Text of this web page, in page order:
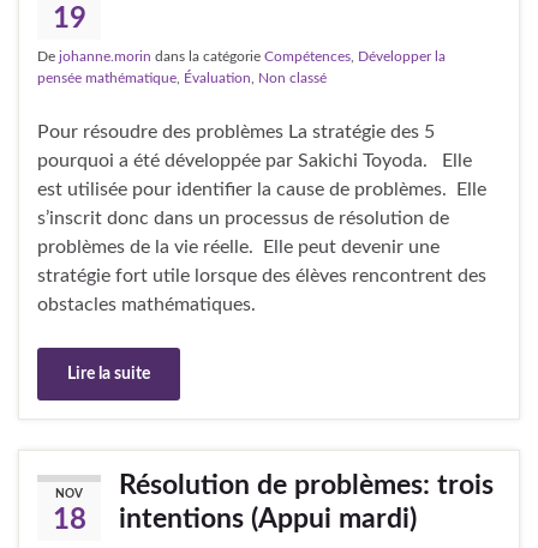
19
De johanne.morin dans la catégorie Compétences Développer la
pensée mathématique Évaluation Non classé
Pour résoudre des problèmes La stratégie des 5
pourquoi a été développée par Sakichi Toyoda. Elle
est utilisée pour identifier la cause de problèmes. Elle
s’inscrit donc dans un processus de résolution de
problèmes de la vie réelle. Elle peut devenir une
stratégie fort utile lorsque des élèves rencontrent des
obstacles mathématiques.
Lire la suite
NOV
18
Résolution de problèmes: trois
intentions (Appui mardi)